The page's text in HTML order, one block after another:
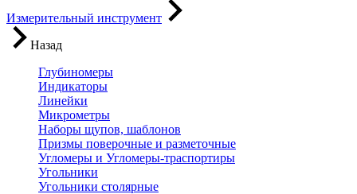
Измерительный инструмент
Назад
Глубиномеры
Индикаторы
Линейки
Микрометры
Наборы щупов, шаблонов
Призмы поверочные и разметочные
Угломеры и Угломеры-траспортиры
Угольники
Угольники столярные